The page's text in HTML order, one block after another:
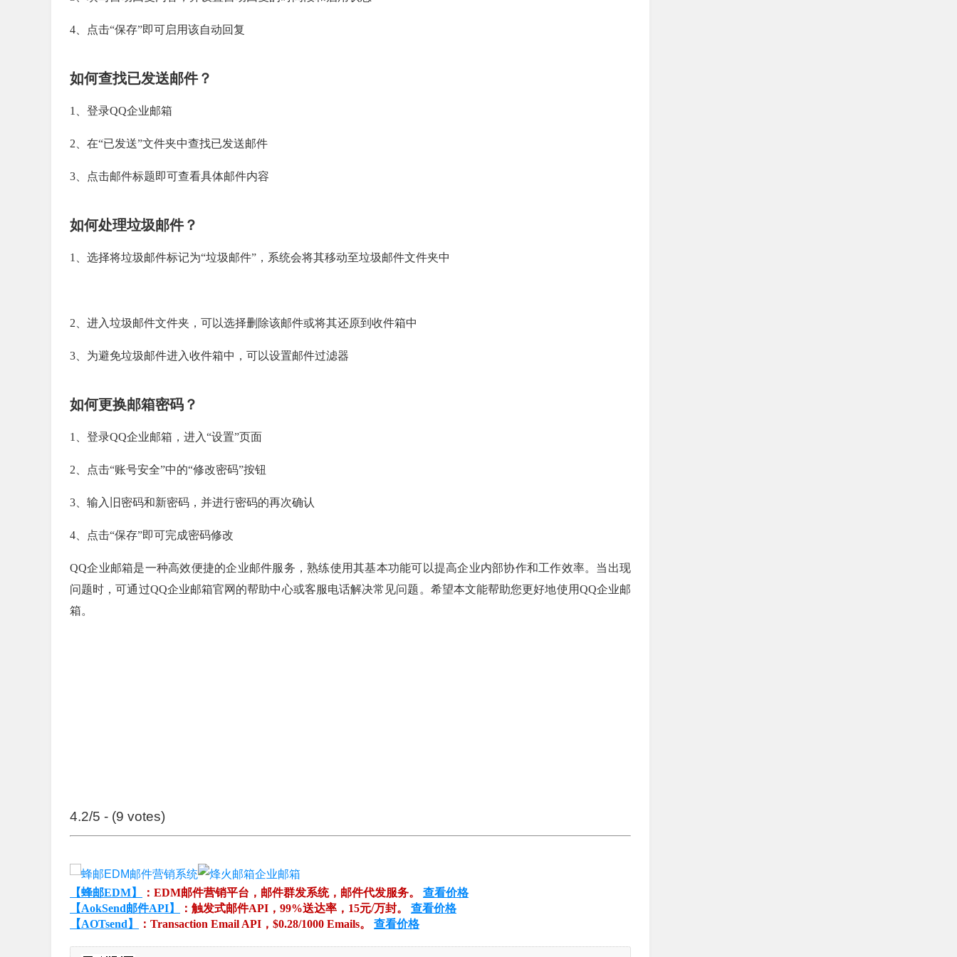
4、点击“保存”即可启用该自动回复
如何查找已发送邮件？
1、登录QQ企业邮箱
2、在“已发送”文件夹中查找已发送邮件
3、点击邮件标题即可查看具体邮件内容
如何处理垃圾邮件？
1、选择将垃圾邮件标记为“垃圾邮件”，系统会将其移动至垃圾邮件文件夹中
2、进入垃圾邮件文件夹，可以选择删除该邮件或将其还原到收件箱中
3、为避免垃圾邮件进入收件箱中，可以设置邮件过滤器
如何更换邮箱密码？
1、登录QQ企业邮箱，进入“设置”页面
2、点击“账号安全”中的“修改密码”按钮
3、输入旧密码和新密码，并进行密码的再次确认
4、点击“保存”即可完成密码修改
QQ企业邮箱是一种高效便捷的企业邮件服务，熟练使用其基本功能可以提高企业内部协作和工作效率。当出现
问题时，可通过QQ企业邮箱官网的帮助中心或客服电话解决常见问题。希望本文能帮助您更好地使用QQ企业邮
箱。
4.2/5 - (9 votes)
【蜂邮EDM】 ：EDM邮件营销平台，邮件群发系统，邮件代发服务。 查看价格
【AokSend邮件API】
：触发式邮件API，99%送达率，15元/万封。 查看价格
【AOTsend】
：Transaction Email API，$0.28/1000 Emails。 查看价格